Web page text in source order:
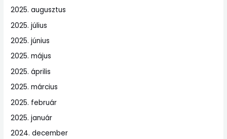
2025. augusztus
2025. július
2025. június
2025. május
2025. április
2025. március
2025. február
2025. január
2024. december